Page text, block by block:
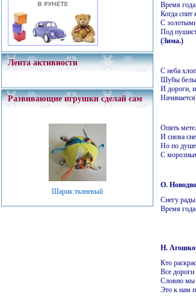
Лента активности
Развивающие игрушки сделай сам
Шарик тканевый
Время
Когда спит
С
Под
(Зима.)
С неба
Шубы
И дороги,
Опять
И снова
Но по
С
О.
Снегу
Время
Н.
Кто
Все
Словно мы
Это к нам